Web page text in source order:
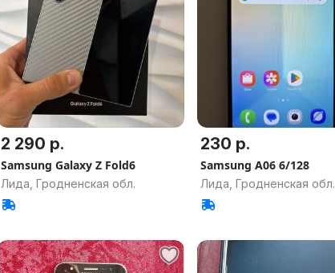
2 290 р.
Samsung Galaxy Z Fold6
Лида, Гродненская обл.
230 р.
Samsung A06 6/128
Лида, Гродненская обл.